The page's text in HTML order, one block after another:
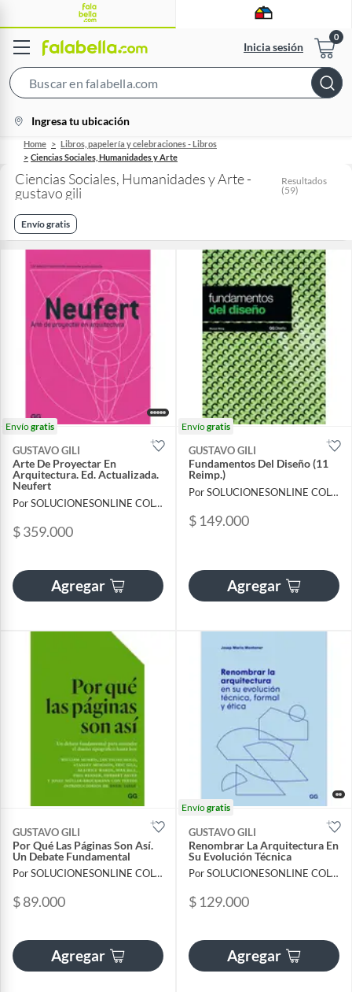
Inicia sesión
Bar
location-
icon
Ingresa tu ubicación
Home
Libros, papelería y celebraciones - Libros
Ciencias Sociales, Humanidades y Arte
Ciencias Sociales, Humanidades y Arte -
gustavo gili
Resultados
(59)
Envío gratis
Envíogratis
GUSTAVO GILI
Arte De Proyectar En
Arquitectura. Ed. Actualizada.
Neufert
Por SOLUCIONESONLINE COLOMBIA SAS
$ 359.000
Agregar
Envíogratis
GUSTAVO GILI
Fundamentos Del Diseño (11
Reimp.)
Por SOLUCIONESONLINE COLOMBIA SAS
$ 149.000
Agregar
GUSTAVO GILI
Por Qué Las Páginas Son Así.
Un Debate Fundamental
Por SOLUCIONESONLINE COLOMBIA SAS
$ 89.000
Agregar
Envíogratis
GUSTAVO GILI
Renombrar La Arquitectura En
Su Evolución Técnica
Por SOLUCIONESONLINE COLOMBIA SAS
$ 129.000
Agregar